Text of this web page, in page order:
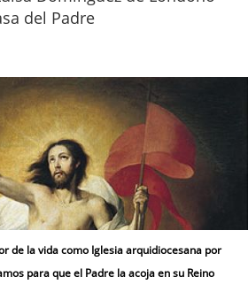
del Padre
de la vida como Iglesia arquidiocesana por
para que el Padre la acoja en su Reino